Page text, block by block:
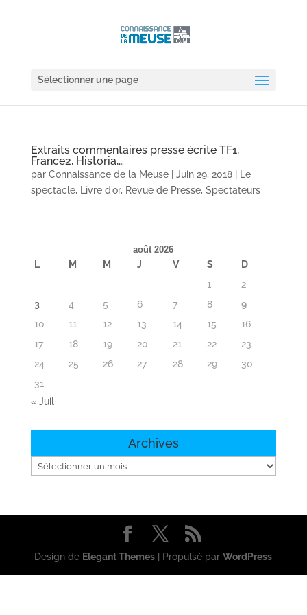
Sélectionner une page
Extraits commentaires presse écrite TF1,
France2, Historia,…
par Connaissance de la Meuse| Juin 29, 2018|
Le
spectacle, Livre d'or, Revue de Presse, Spectateurs
août 2026
L M M J V S
D
1
2
3
4 5 6 7 8
9
10
11 12 13 14 15
16
17
18 19 20 21 22
23
24
25 26 27 28 29
30
31
« Juil
Archives
Archives
Design de Elegant Themes | Propulsé parWordPress